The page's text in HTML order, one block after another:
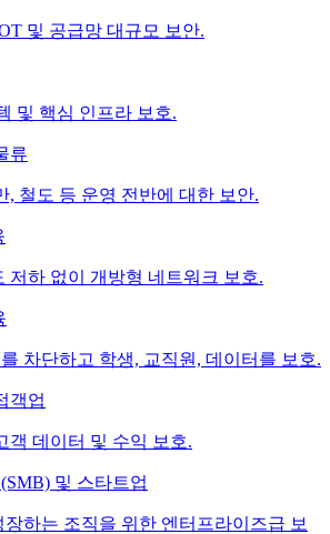
및 공급망 대규모 보안.
및 핵심 인프라 보호.
류
, 철도 등 운영 전반에 대한 보안.
저하 없이 개방형 네트워크 보호.
차단하고 학생, 교직원, 데이터를 보호.
객업
객 데이터 및 수익 보호.
및 스타트업
장하는 조직을 위한 엔터프라이즈급 보